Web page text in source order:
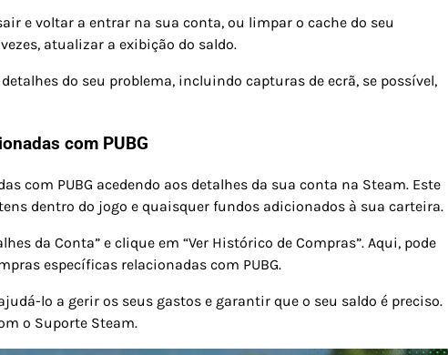
e voltar a entrar na sua conta, ou limpar o cache do seu
atualizar a exibição do saldo.
do seu problema, incluindo capturas de ecrã, se possível,
com PUBG
com PUBG acedendo aos detalhes da sua conta na Steam. Este
dentro do jogo e quaisquer fundos adicionados à sua carteira.
da Conta” e clique em “Ver Histórico de Compras”. Aqui, pode
específicas relacionadas com PUBG.
lo a gerir os seus gastos e garantir que o seu saldo é preciso.
o Suporte Steam.